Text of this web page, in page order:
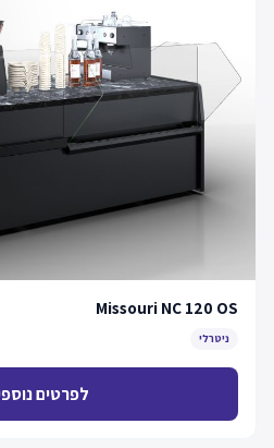
Missouri NC 120 OS
ניטרלי
לפרטים